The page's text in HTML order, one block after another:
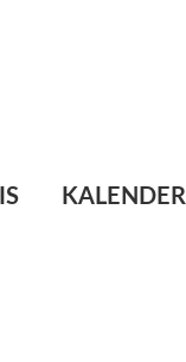
KALENDER